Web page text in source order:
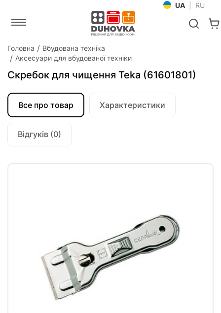
UA RU
Головна
Вбудована техніка
Аксесуари для вбудованої техніки
Скребок для чищення Teka (61601801)
Все про товар Характеристики
Відгуків (0)